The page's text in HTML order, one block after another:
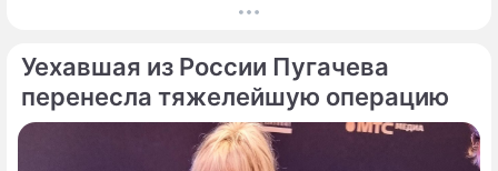
громкого разбора полетов, который на этот
Уехавшая из России Пугачева
перенесла тяжелейшую операцию